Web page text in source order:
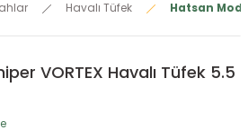
Havalı Tüfek Hatsan Mod
VORTEX Havalı Tüfek 5.5